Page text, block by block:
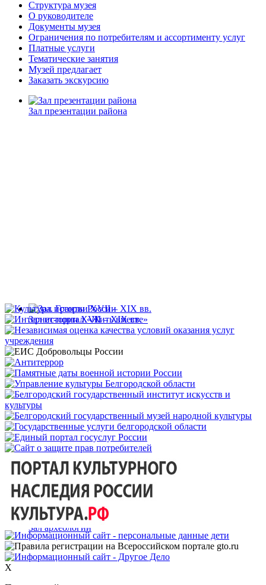
Структура музея
О руководителе
Документы музея
Ограничения по потребителям и ассортименту услуг
Платные услуги
Тематические занятия
Музей предлагает
Заказать экскурсию
Зал презентации района
Зал истории XVII – XIX вв.
Зал археологии
X